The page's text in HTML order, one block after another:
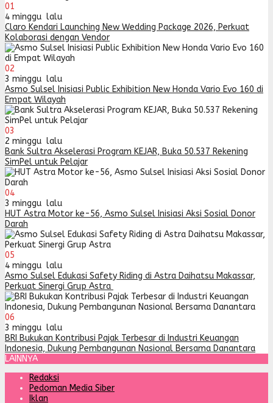
01
4 minggu lalu
Claro Kendari Launching New Wedding Package 2026, Perkuat
Kolaborasi dengan Vendor
02
3 minggu lalu
Asmo Sulsel Inisiasi Public Exhibition New Honda Vario Evo 160 di
Empat Wilayah
03
2 minggu lalu
Bank Sultra Akselerasi Program KEJAR, Buka 50.537 Rekening
SimPel untuk Pelajar
04
3 minggu lalu
HUT Astra Motor ke-56, Asmo Sulsel Inisiasi Aksi Sosial Donor
Darah
05
4 minggu lalu
Asmo Sulsel Edukasi Safety Riding di Astra Daihatsu Makassar,
Perkuat Sinergi Grup Astra
06
3 minggu lalu
BRI Bukukan Kontribusi Pajak Terbesar di Industri Keuangan
Indonesia, Dukung Pembangunan Nasional Bersama Danantara
LAINNYA
Redaksi
Pedoman Media Siber
Iklan